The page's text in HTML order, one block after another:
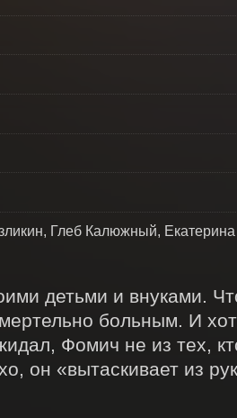
Глеб Калюжный,
детьми и внуками.
больным. И
Фомич не из тех,
он «вытаскивает из